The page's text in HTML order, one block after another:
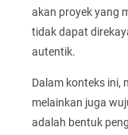
akan proyek yang
tidak dapat
autentik.
Dalam konteks ini,
melainkan juga
adalah bentuk